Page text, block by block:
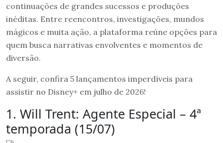
continuações de grandes sucessos e produções
inéditas. Entre reencontros, investigações, mundos
mágicos e muita ação, a plataforma reúne opções para
quem busca narrativas envolventes e momentos de
diversão.
A seguir, confira 5 lançamentos imperdíveis para
assistir no Disney+ em julho de 2026!
1. Will Trent: Agente Especial – 4ª
temporada (15/07)